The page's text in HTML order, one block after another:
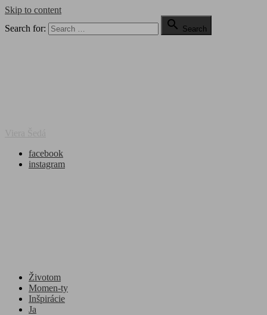
Skip to content
Search for:
 Search
facebook
instagram
Životom
Momen-ty
Inšpirácie
Ja